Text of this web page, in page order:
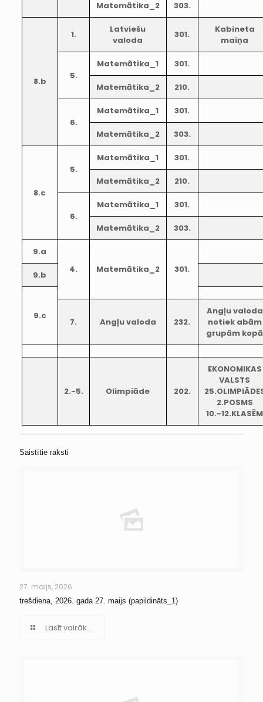
Matemātika_2 303.
8.b
1.
Latviešu
valoda
301.
Kabineta
maiņa
5.
Matemātika_1 301.
Matemātika_2 210.
6.
Matemātika_1 301.
Matemātika_2 303.
8.c
5.
Matemātika_1 301.
Matemātika_2 210.
6.
Matemātika_1 301.
Matemātika_2 303.
9.a
4.
Matemātika_2 301.
9.b
9.c
7. Angļu valoda 232.
Angļu valoda
notiek abām
grupām kopā
2.-5. Olimpiāde 202.
EKONOMIKAS
VALSTS
2.POSMS
10.-12.KLASĒM
Saistītie raksti
27. maijs, 2026
trešdiena, 2026. gada 27. maijs (papildināts_1)
Lasīt vairāk...